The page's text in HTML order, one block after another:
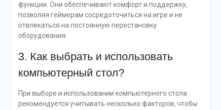
функции. Они обеспечивают комфорт и поддержку,
позволяя геймерам сосредоточиться на игре и не
отвлекаться на постоянную перестановку
оборудования.
3. Как выбрать и использовать
компьютерный стол?
При выборе и использовании компьютерного стола
рекомендуется учитывать несколько факторов, чтобы